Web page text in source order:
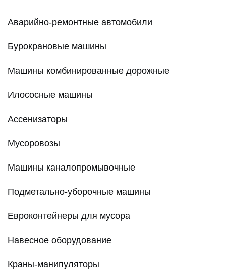
Аварийно-ремонтные автомобили
Бурокрановые машины
Машины комбинированные дорожные
Илососные машины
Ассенизаторы
Мусоровозы
Машины каналопромывочные
Подметально-уборочные машины
Евроконтейнеры для мусора
Навесное оборудование
Краны-манипуляторы